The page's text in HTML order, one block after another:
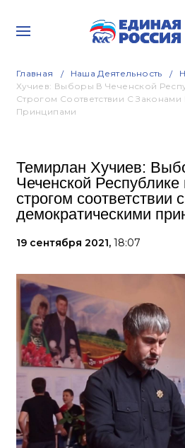
Главная Наша Деятельность
Хучиев: Выборы В Чеченской
Строгом Соответствии С
Принципами
Темирлан Хучиев:
Чеченской Республике
строгом соответствии
демократическими
19 сентября 2021, 18:07